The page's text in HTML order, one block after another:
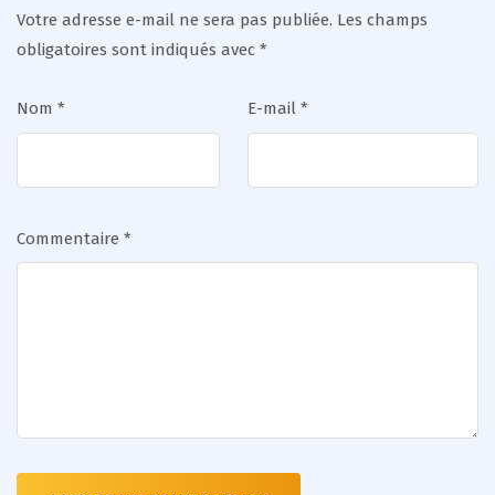
Votre adresse e-mail ne sera pas publiée. Les champs
obligatoires sont indiqués avec *
Nom * E-mail *
Commentaire *